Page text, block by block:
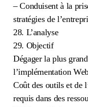
– Conduisent à la
stratégies de
28. L’analyse
29. Objectif
Dégager la plus
l’implémentation
Coût des outils et de
requis dans des